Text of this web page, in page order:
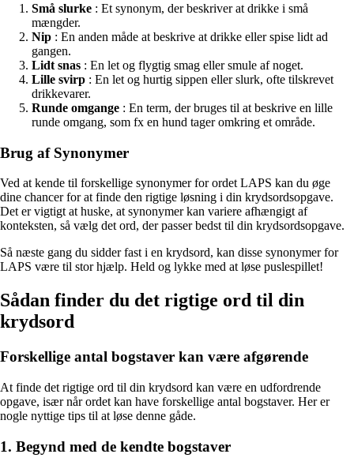
Små slurke : Et synonym, der beskriver at drikke i små
mængder.
Nip : En anden måde at beskrive at drikke eller spise lidt ad
gangen.
Lidt snas : En let og flygtig smag eller smule af noget.
Lille svirp : En let og hurtig sippen eller slurk, ofte tilskrevet
drikkevarer.
Runde omgange : En term, der bruges til at beskrive en lille
runde omgang, som fx en hund tager omkring et område.
Brug af Synonymer
Ved at kende til forskellige synonymer for ordet LAPS kan du øge
dine chancer for at finde den rigtige løsning i din krydsordsopgave.
Det er vigtigt at huske, at synonymer kan variere afhængigt af
konteksten, så vælg det ord, der passer bedst til din krydsordsopgave.
Så næste gang du sidder fast i en krydsord, kan disse synonymer for
LAPS være til stor hjælp. Held og lykke med at løse puslespillet!
Sådan finder du det rigtige ord til din
krydsord
Forskellige antal bogstaver kan være afgørende
At finde det rigtige ord til din krydsord kan være en udfordrende
opgave, især når ordet kan have forskellige antal bogstaver. Her er
nogle nyttige tips til at løse denne gåde.
1. Begynd med de kendte bogstaver